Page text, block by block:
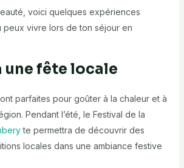
voici quelques expériences
peux vivre lors de ton séjour en
une fête locale
parfaites pour goûter à la chaleur et à
Pendant l’été, le Festival de la
te permettra de découvrir des
locales dans une ambiance festive